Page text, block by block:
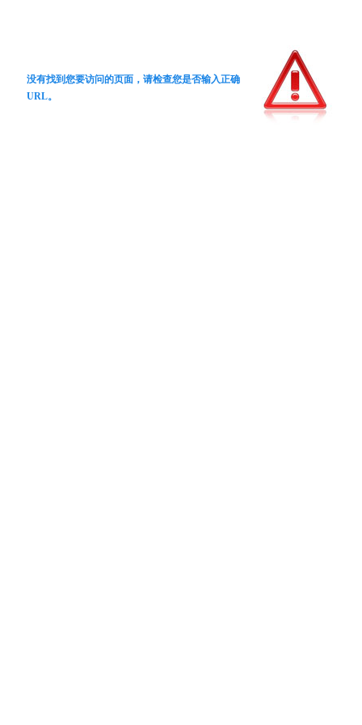
没有找到您要访问的页面，请检查您是否输入正确
URL。